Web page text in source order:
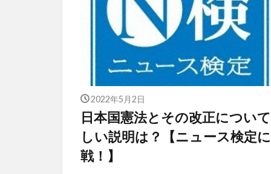
2022年5月2日
日本国憲法とその改正につい
しい説明は？【ニュース検定
戦！】